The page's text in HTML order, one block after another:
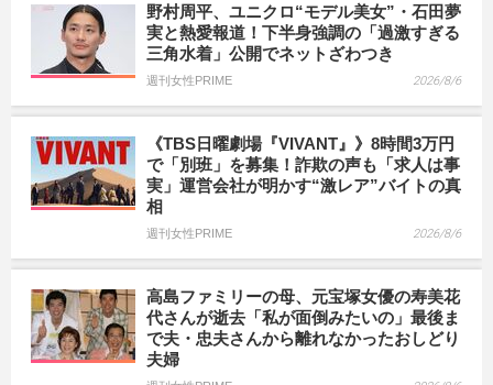
野村周平、ユニクロ“モデル美女”・石田夢
実と熱愛報道！下半身強調の「過激すぎる
三角水着」公開でネットざわつき
週刊女性PRIME 2026/8/6
《TBS日曜劇場『VIVANT』》8時間3万円
で「別班」を募集！詐欺の声も「求人は事
実」運営会社が明かす“激レア”バイトの真
相
週刊女性PRIME 2026/8/6
高島ファミリーの母、元宝塚女優の寿美花
代さんが逝去「私が面倒みたいの」最後ま
で夫・忠夫さんから離れなかったおしどり
夫婦